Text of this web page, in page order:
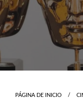
PÁGINA DE INICIO